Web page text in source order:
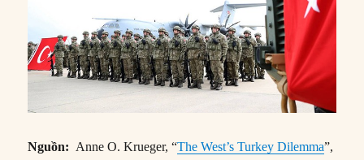
Nguồn: Anne O. Krueger, “The West’s Turkey Dilemma”,